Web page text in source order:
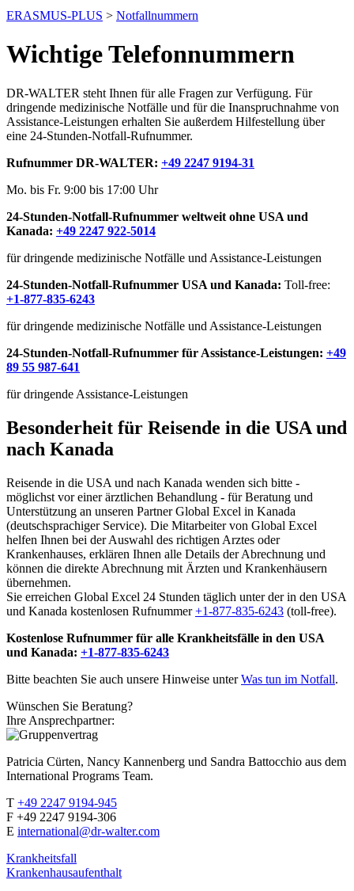
ERASMUS-PLUS > Notfallnummern
Wichtige Telefonnummern
DR-WALTER steht Ihnen für alle Fragen zur Verfügung. Für
dringende medizinische Notfälle und für die Inanspruchnahme von
Assistance-Leistungen erhalten Sie außerdem Hilfestellung über
eine 24-Stunden-Notfall-Rufnummer.
Rufnummer DR-WALTER: +49 2247 9194-31
Mo. bis Fr. 9:00 bis 17:00 Uhr
24-Stunden-Notfall-Rufnummer weltweit ohne USA und
Kanada: +49 2247 922-5014
für dringende medizinische Notfälle und Assistance-Leistungen
24-Stunden-Notfall-Rufnummer USA und Kanada: Toll-free:
+1-877-835-6243
für dringende medizinische Notfälle und Assistance-Leistungen
24-Stunden-Notfall-Rufnummer für Assistance-Leistungen: +49
89 55 987-641
für dringende Assistance-Leistungen
Besonderheit für Reisende in die USA und
nach Kanada
Reisende in die USA und nach Kanada wenden sich bitte -
möglichst vor einer ärztlichen Behandlung - für Beratung und
Unterstützung an unseren Partner Global Excel in Kanada
(deutschsprachiger Service). Die Mitarbeiter von Global Excel
helfen Ihnen bei der Auswahl des richtigen Arztes oder
Krankenhauses, erklären Ihnen alle Details der Abrechnung und
können die direkte Abrechnung mit Ärzten und Krankenhäusern
übernehmen.
Sie erreichen Global Excel 24 Stunden täglich unter der in den USA
und Kanada kostenlosen Rufnummer+1-877-835-6243 (toll-free).
Kostenlose Rufnummer für alle Krankheitsfälle in den USA
und Kanada: +1-877-835-6243
Bitte beachten Sie auch unsere Hinweise unterWas tun im Notfall.
Wünschen Sie Beratung?
Ihre Ansprechpartner:
Patricia Cürten, Nancy Kannenberg und Sandra Battocchio aus dem
International Programs Team.
T +49 2247 9194-945
F +49 2247 9194-306
E international@dr-walter.com
Krankheitsfall
Krankenhausaufenthalt